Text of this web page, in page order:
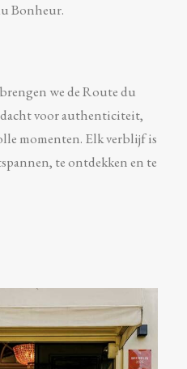
Bonheur.
we de Route du
voor authenticiteit,
momenten. Elk verblijf is
te ontdekken en te